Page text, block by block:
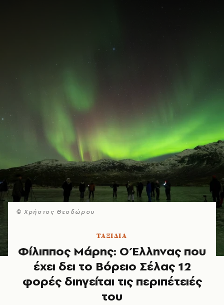
© Xρήστος Θεοδώρου
ΤΑΞΙΔΙΑ
Φίλιππος Μάρης: O Έλληνας που
έχει δει το Βόρειο Σέλας 12
φορές διηγείται τις περιπέτειές
του